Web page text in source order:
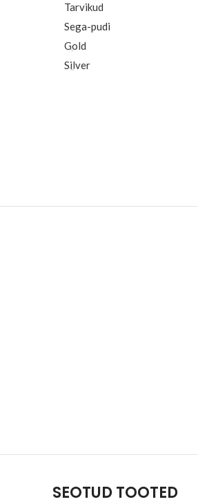
Tarvikud
Sega-pudi
Gold
Silver
SEOTUD TOOTED